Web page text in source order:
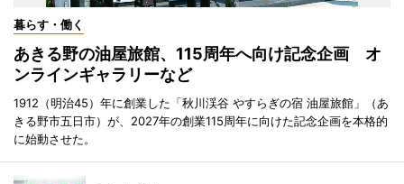
暮らす・働く
あきる野の油屋旅館、115周年へ向け記念企画 オ
ンラインギャラリーなど
1912（明治45）年に創業した「秋川渓谷 やすらぎの宿 油屋旅館」（あ
きる野市五日市）が、2027年の創業115周年に向けた記念企画を本格的
に始動させた。